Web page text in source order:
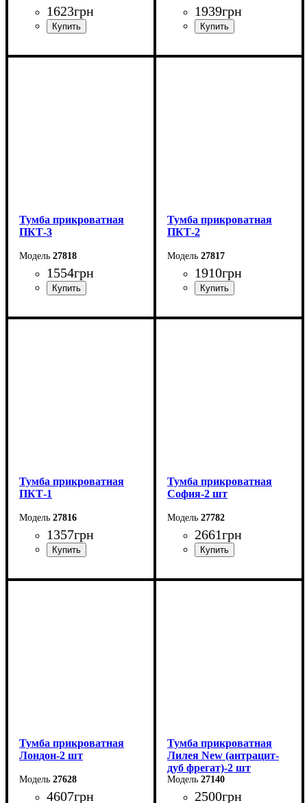
1623грн
Ширина: 44 см
1939грн
Ширина: 44 см
Тумба прикроватная
ПКТ-3
27818
1554грн
Ширина: 42 см
Тумба прикроватная
ПКТ-2
27817
1910грн
Ширина: 38 см
Тумба прикроватная
ПКТ-1
27816
1357грн
Ширина: 35 см
Тумба прикроватная
София-2 шт
27782
2661грн
Ширина: 60 см
Тумба прикроватная
Лондон-2 шт
27628
4607грн
Тумба прикроватная
Лилея New (антрацит-
дуб фрегат)-2 шт
27140
2500грн